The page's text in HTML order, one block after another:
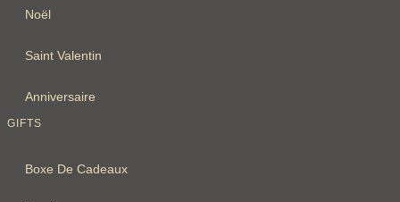
Noël
Saint Valentin
Anniversaire
GIFTS
Boxe De Cadeaux